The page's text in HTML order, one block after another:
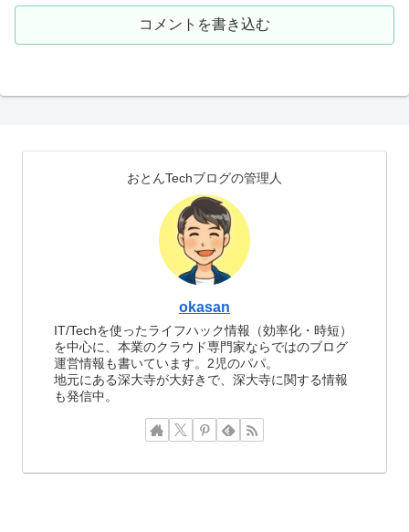
コメントを書き込む
おとんTechブログの管理人
okasan
IT/Techを使ったライフハック情報（効率化・時短）
を中心に、本業のクラウド専門家ならではのブログ
運営情報も書いています。2児のパパ。
地元にある深大寺が大好きで、深大寺に関する情報
も発信中。